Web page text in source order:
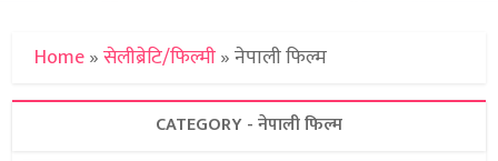
Home»सेलीब्रेटि/फिल्मी»नेपाली फिल्म
CATEGORY - नेपाली फिल्म